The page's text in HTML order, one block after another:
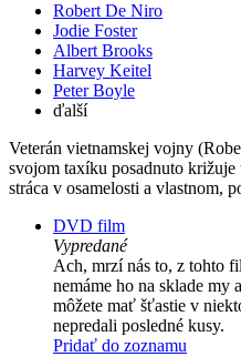
Robert De Niro
Jodie Foster
Albert Brooks
Harvey Keitel
Peter Boyle
ďalší
Veterán vietnamskej vojny
svojom taxíku posadnuto križuje
stráca v osamelosti a vlastnom,
DVD film
Vypredané
Ach, mrzí nás to, z tohto
nemáme ho na sklade my
môžete mať šťastie v
nepredali posledné kusy.
Pridať do zoznamu